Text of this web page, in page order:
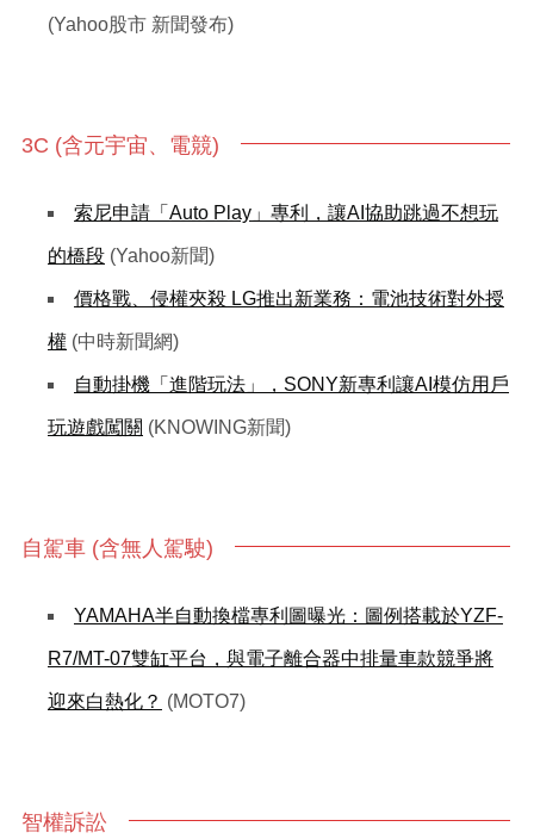
(Yahoo股市 新聞發布)
3C (含元宇宙、電競)
索尼申請「Auto Play」專利，讓AI協助跳過不想玩
的橋段 (Yahoo新聞)
價格戰、侵權夾殺 LG推出新業務：電池技術對外授
權 (中時新聞網)
自動掛機「進階玩法」，SONY新專利讓AI模仿用戶
玩遊戲闖關 (KNOWING新聞)
自駕車 (含無人駕駛)
YAMAHA半自動換檔專利圖曝光：圖例搭載於YZF-
R7/MT-07雙缸平台，與電子離合器中排量車款競爭將
迎來白熱化？ (MOTO7)
智權訴訟